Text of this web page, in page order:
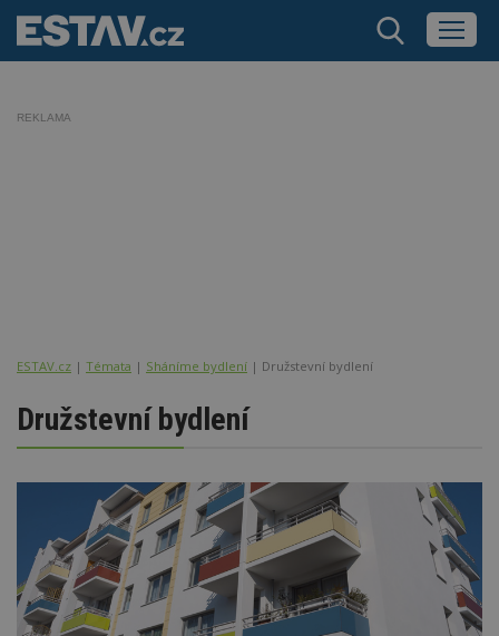
REKLAMA
ESTAV.cz Témata Sháníme bydlení Družstevní bydlení
Družstevní bydlení